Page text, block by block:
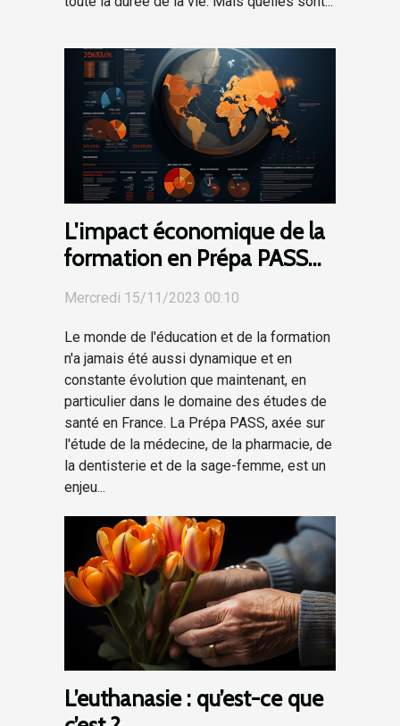
L'impact économique de la
formation en Prépa PASS
Mercredi 15/11/2023 00:10
Le monde de l'éducation et de la formation
n'a jamais été aussi dynamique et en
constante évolution que maintenant, en
particulier dans le domaine des études de
santé en France. La Prépa PASS, axée sur
l'étude de la médecine, de la pharmacie, de
la dentisterie et de la sage-femme, est un
enjeu...
L’euthanasie : qu’est-ce que